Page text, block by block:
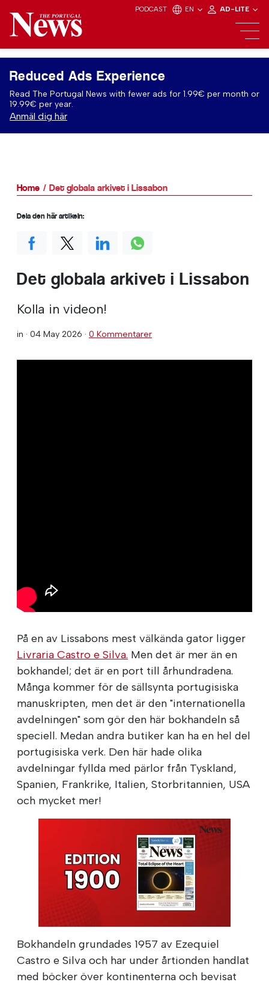
PODCAST EN AD-LITE
Reduced Ads Experience
Read The Portugal News with fewer ads for 1.99€ per month or
19.99€ per year.
Anmäl dig här
Home Det globala arkivet i Lissabon
Det globala arkivet i Lissabon
Kolla in videon!
in · 04 May 2026 · 0 Kommentarer
På en av Lissabons mest välkända gator ligger
Livraria Castro e Silva. Men det är mer än en
bokhandel; det är en port till århundradena.
Många kommer för de sällsynta portugisiska
manuskripten, men det är den "internationella
avdelningen" som gör den här bokhandeln så
speciell. Medan andra butiker kan ha en hel del
portugisiska verk. Den här hade olika
avdelningar fyllda med pärlor från Tyskland,
Spanien, Frankrike, Italien, Storbritannien, USA
och mycket mer!
Bokhandeln grundades 1957 av Ezequiel
Castro e Silva och har under årtionden handlat
med böcker över kontinenterna och bevisat
Dela den här artikeln: